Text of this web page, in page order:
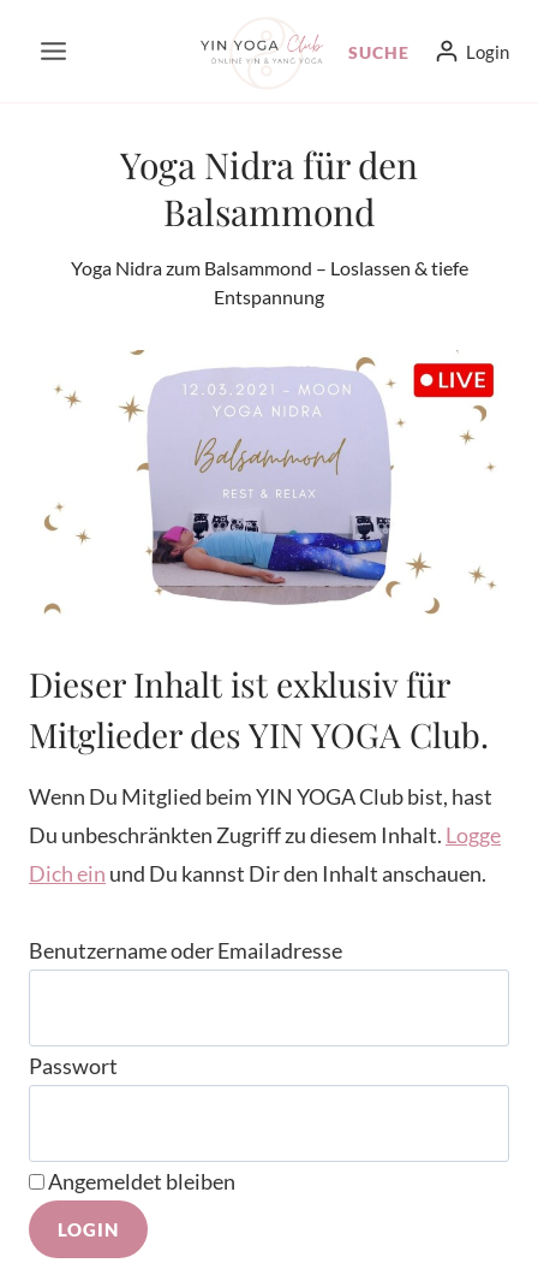
Inhalt
SUCHE Login
Yoga Nidra für den
Balsammond
Yoga Nidra zum Balsammond – Loslassen & tiefe
Entspannung
Dieser Inhalt ist exklusiv für
Mitglieder des YIN YOGA Club.
Wenn Du Mitglied beim YIN YOGA Club bist, hast
Du unbeschränkten Zugriff zu diesem Inhalt. Logge
Dich ein und Du kannst Dir den Inhalt anschauen.
Benutzername oder Emailadresse
Passwort
Angemeldet bleiben